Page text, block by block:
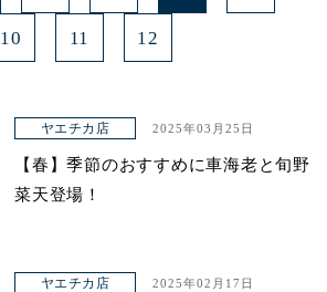
10 11 12
ヤエチカ店 2025年03月25日
【春】季節のおすすめに車海老と旬野
菜天登場！
ヤエチカ店 2025年02月17日